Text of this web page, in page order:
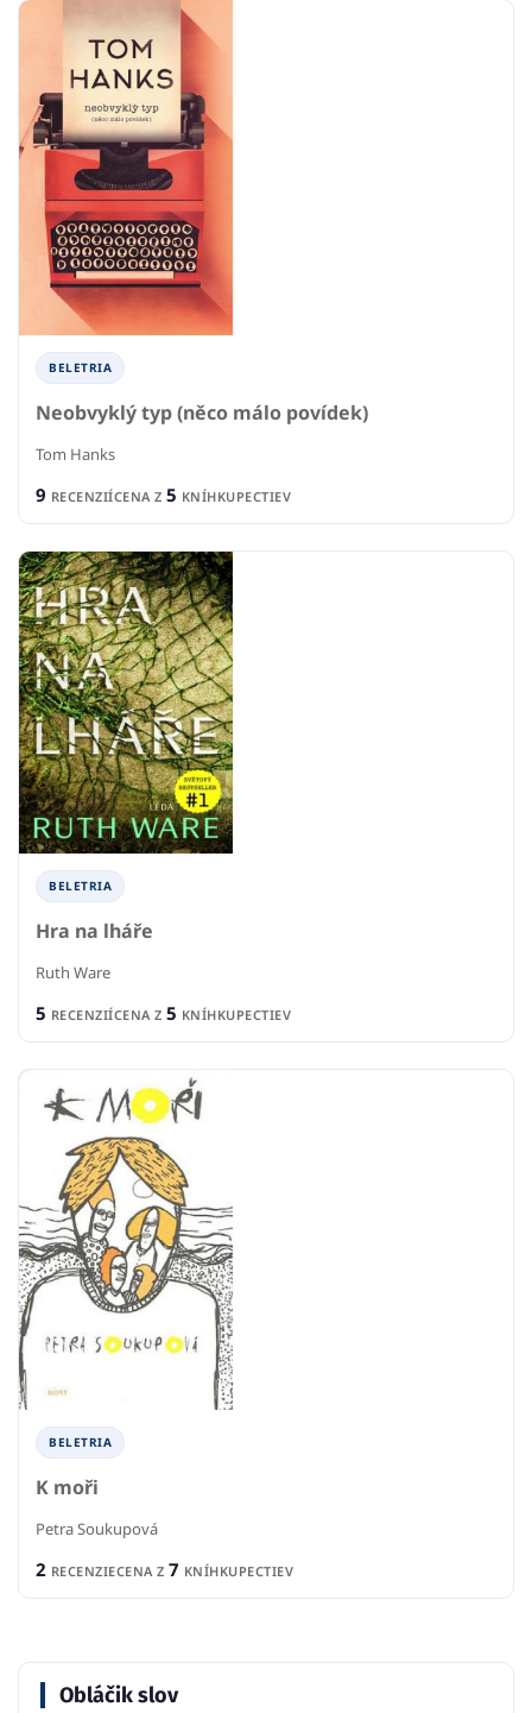
BELETRIA
Neobvyklý typ (něco málo povídek)
Tom Hanks
9 RECENZIÍCENA Z 5 KNÍHKUPECTIEV
BELETRIA
Hra na lháře
Ruth Ware
5 RECENZIÍCENA Z 5 KNÍHKUPECTIEV
BELETRIA
K moři
Petra Soukupová
2 RECENZIECENA Z 7 KNÍHKUPECTIEV
Obláčik slov